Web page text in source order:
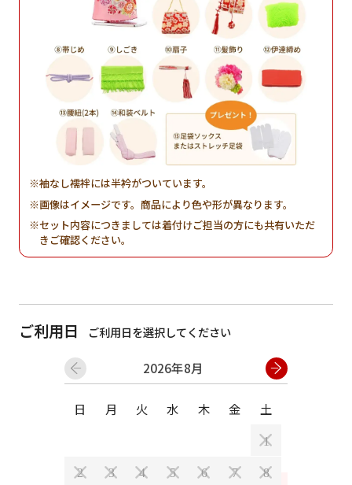
袖なし襦袢には半衿がついています。
画像はイメージです。商品により色や形が異なります。
セット内容につきましては着付けご担当の方にも共有いただ
きご確認ください。
ご利用日 ご利用日を選択してください
2026年8月
日 月 火 水 木 金 土
1
2 3 4 5 6 7 8